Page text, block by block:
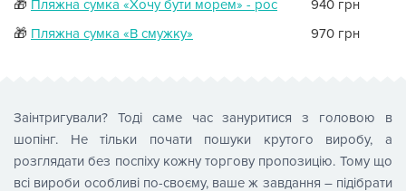
🎁 Пляжна сумка «Хочу бути морем» - рос
940 грн
🎁 Пляжна сумка «В смужку» 970 грн
Заінтригували? Тоді саме час зануритися з головою в
шопінг. Не тільки почати пошуки крутого виробу, а
розглядати без поспіху кожну торгову пропозицію. Тому що
всі вироби особливі по-своєму, ваше ж завдання – підібрати